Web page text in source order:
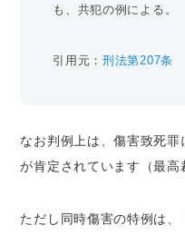
も、共犯の例による。
引用元：刑法第207条
なお判例上は、傷害致死
が肯定されています（最高
ただし同時傷害の特例は